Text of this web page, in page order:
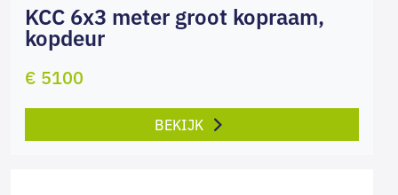
KCC 6x3 meter groot kopraam,
kopdeur
€ 5100
BEKIJK